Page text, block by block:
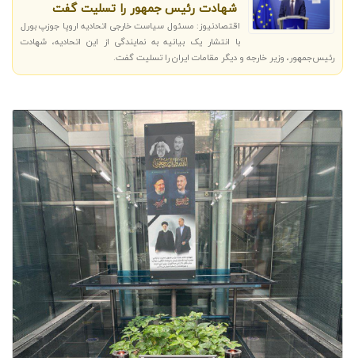
شهادت رئیس جمهور را تسلیت گفت
اقتصادنیوز: مسئول سیاست خارجی اتحادیه اروپا جوزپ بورل
با انتشار یک بیانیه به نمایندگی از این اتحادیه، شهادت
رئیس‌جمهور، وزیر خارجه و دیگر مقامات ایران را تسلیت گفت.